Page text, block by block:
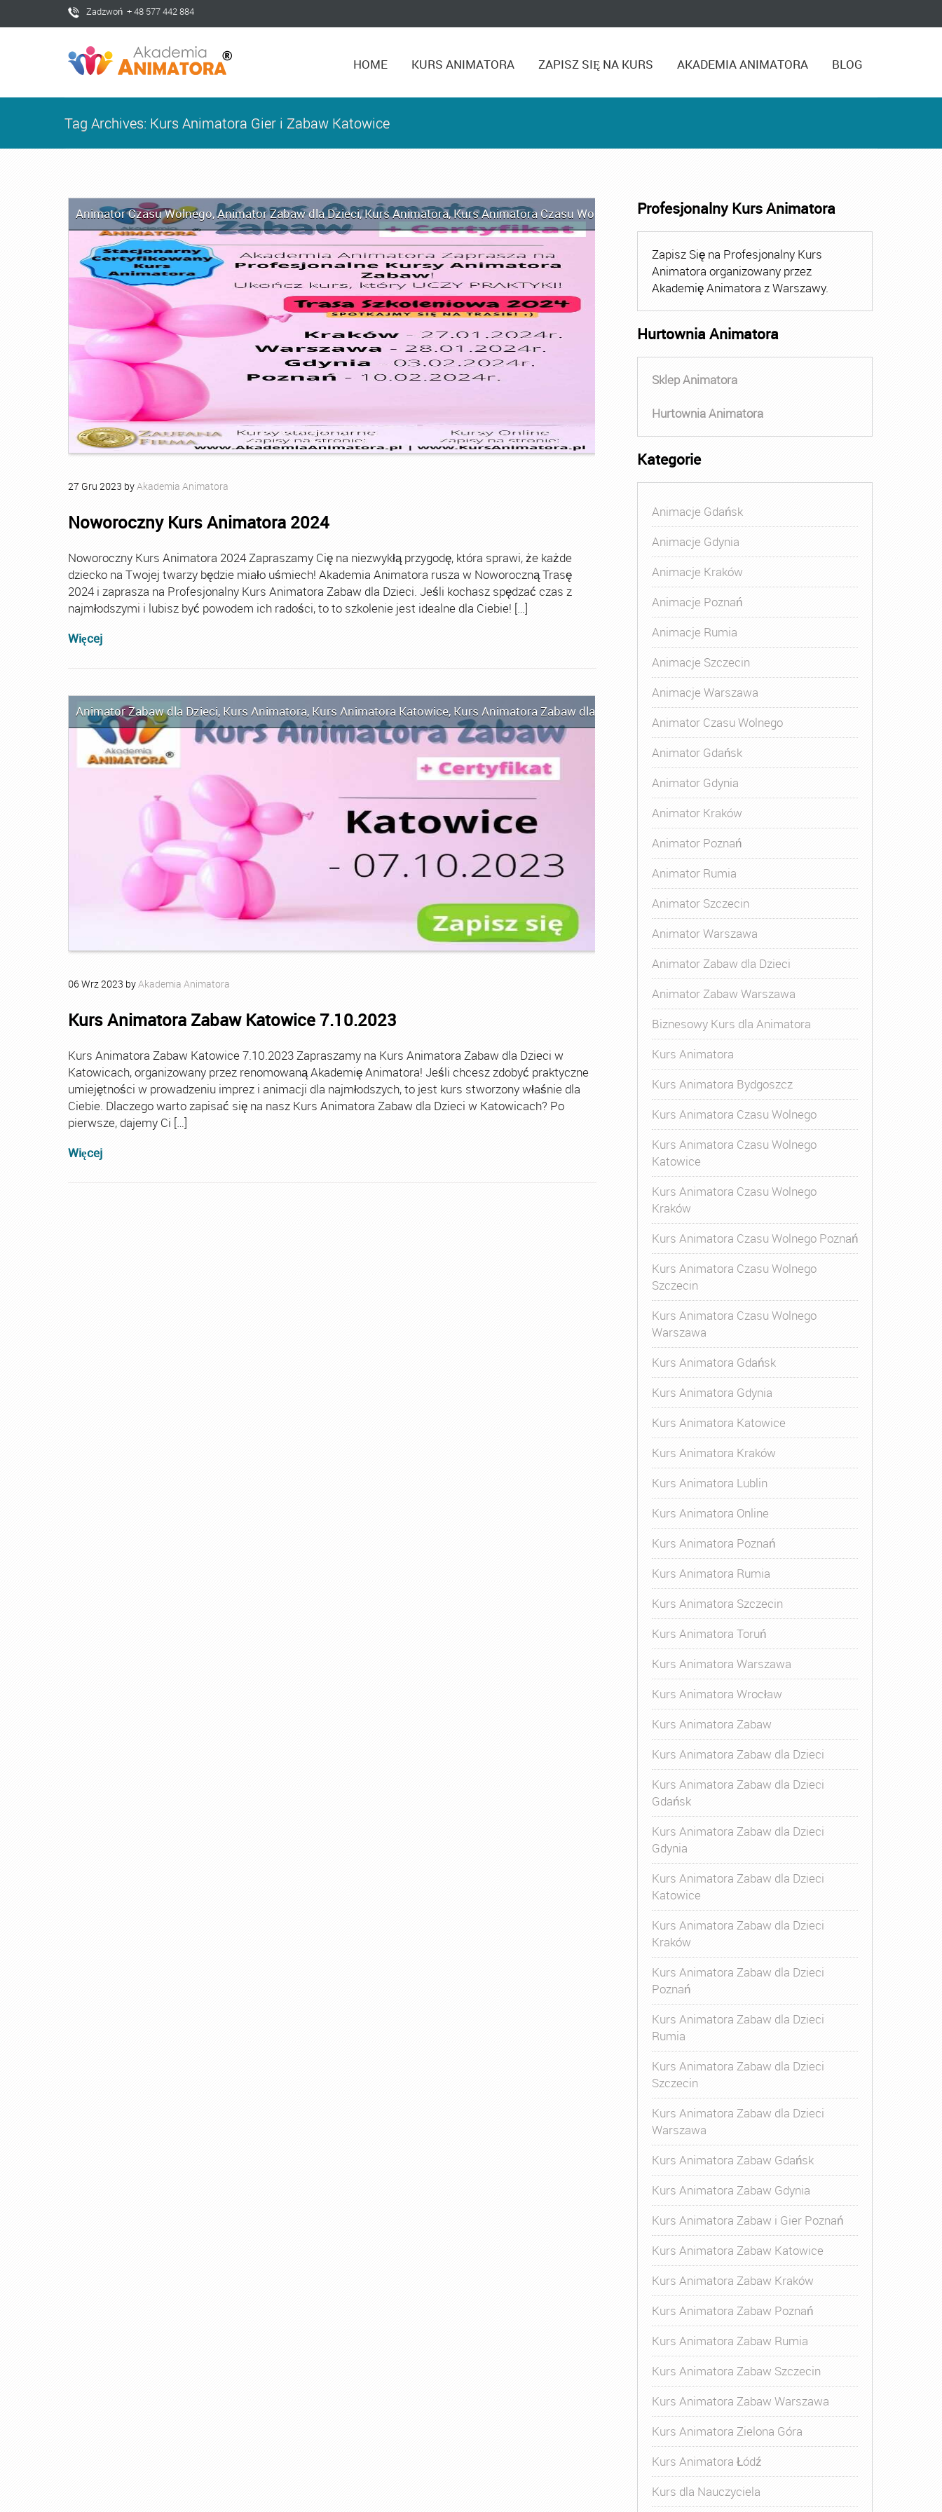
Zadzwoń + 48 577 442 884
HOME KURS ANIMATORA ZAPISZ SIĘ NA KURS AKADEMIA ANIMATORA BLOG
Tag Archives: Kurs Animatora Gier i Zabaw Katowice
Animator Czasu Wolnego,Animator Zabaw dla Dzieci,Kurs Animatora,Kurs Animatora Czasu Wolnego Kurs Animatora Czasu Wolnego Warszawa
27 Gru 2023 byAkademia Animatora
Noworoczny Kurs Animatora 2024
Noworoczny Kurs Animatora 2024 Zapraszamy Cię na niezwykłą przygodę, która sprawi, że każde
dziecko na Twojej twarzy będzie miało uśmiech! Akademia Animatora rusza w Noworoczną Trasę
2024 i zaprasza na Profesjonalny Kurs Animatora Zabaw dla Dzieci. Jeśli kochasz spędzać czas z
najmłodszymi i lubisz być powodem ich radości, to to szkolenie jest idealne dla Ciebie! […]
Więcej
Animator Zabaw dla Dzieci, Kurs Animatora, Kurs Animatora Katowice, Kurs Animatora Zabaw dla Dzieci Kurs Animatora Zabaw dla Dzieci Katowice
06Wrz2023 byAkademia Animatora
Kurs Animatora Zabaw Katowice 7.10.2023
Kurs Animatora Zabaw Katowice 7.10.2023 Zapraszamy na Kurs Animatora Zabaw dla Dzieci w
Katowicach, organizowany przez renomowaną Akademię Animatora! Jeśli chcesz zdobyć praktyczne
umiejętności w prowadzeniu imprez i animacji dla najmłodszych, to jest kurs stworzony właśnie dla
Ciebie. Dlaczego warto zapisać się na nasz Kurs Animatora Zabaw dla Dzieci w Katowicach? Po
pierwsze, dajemy Ci […]
Więcej
Profesjonalny Kurs Animatora
Zapisz Się na Profesjonalny Kurs
Animatora organizowany przez
Akademię Animatora z Warszawy.
Hurtownia Animatora
Sklep Animatora
Hurtownia Animatora
Kategorie
Animacje Gdańsk
Animacje Gdynia
Animacje Kraków
Animacje Poznań
Animacje Rumia
Animacje Szczecin
Animacje Warszawa
Animator Czasu Wolnego
Animator Gdańsk
Animator Gdynia
Animator Kraków
Animator Poznań
Animator Rumia
Animator Szczecin
Animator Warszawa
Animator Zabaw dla Dzieci
Animator Zabaw Warszawa
Biznesowy Kurs dla Animatora
Kurs Animatora
Kurs Animatora Bydgoszcz
Kurs Animatora Czasu Wolnego
Kurs Animatora Czasu Wolnego
Katowice
Kurs Animatora Czasu Wolnego
Kraków
Kurs Animatora Czasu Wolnego Poznań
Kurs Animatora Czasu Wolnego
Szczecin
Kurs Animatora Czasu Wolnego
Warszawa
Kurs Animatora Gdańsk
Kurs Animatora Gdynia
Kurs Animatora Katowice
Kurs Animatora Kraków
Kurs Animatora Lublin
Kurs Animatora Online
Kurs Animatora Poznań
Kurs Animatora Rumia
Kurs Animatora Szczecin
Kurs Animatora Toruń
Kurs Animatora Warszawa
Kurs Animatora Wrocław
Kurs Animatora Zabaw
Kurs Animatora Zabaw dla Dzieci
Kurs Animatora Zabaw dla Dzieci
Gdańsk
Kurs Animatora Zabaw dla Dzieci
Gdynia
Kurs Animatora Zabaw dla Dzieci
Katowice
Kurs Animatora Zabaw dla Dzieci
Kraków
Kurs Animatora Zabaw dla Dzieci
Poznań
Kurs Animatora Zabaw dla Dzieci
Rumia
Kurs Animatora Zabaw dla Dzieci
Szczecin
Kurs Animatora Zabaw dla Dzieci
Warszawa
Kurs Animatora Zabaw Gdańsk
Kurs Animatora Zabaw Gdynia
Kurs Animatora Zabaw i Gier Poznań
Kurs Animatora Zabaw Katowice
Kurs Animatora Zabaw Kraków
Kurs Animatora Zabaw Poznań
Kurs Animatora Zabaw Rumia
Kurs Animatora Zabaw Szczecin
Kurs Animatora Zabaw Warszawa
Kurs Animatora Zielona Góra
Kurs Animatora Łódź
Kurs dla Nauczyciela